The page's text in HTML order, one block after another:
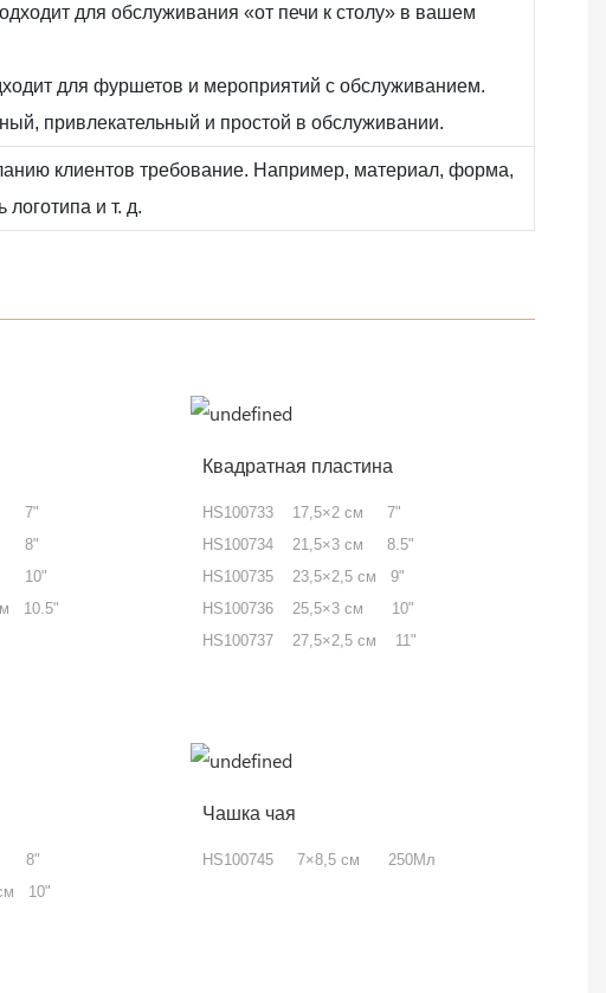
для обслуживания «от печи к столу» в вашем
для фуршетов и мероприятий с обслуживанием.
привлекательный и простой в обслуживании.
клиентов требование. Например, материал, форма,
логотипа и т. д.
7"
8"
10"
10.5"
Квадратная пластина
HS100733 17,5×2 см 7"
HS100734 21,5×3 см 8.5"
HS100735 23,5×2,5 см 9"
HS100736 25,5×3 см 10"
HS100737 27,5×2,5 см 11"
8"
10"
Чашка чая
HS100745 7×8,5 см 250Мл